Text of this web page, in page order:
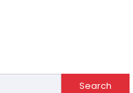
Search